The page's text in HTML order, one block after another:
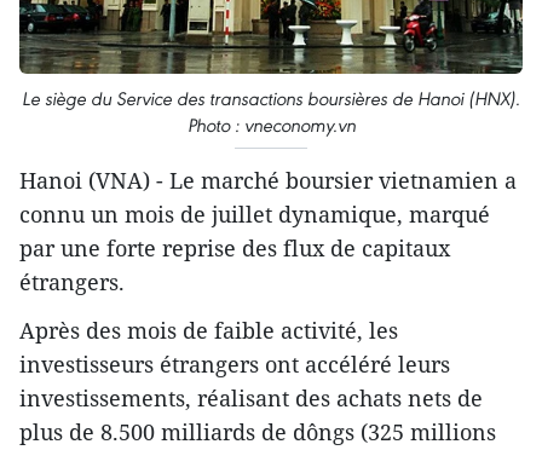
Le siège du Service des transactions boursières de Hanoi (HNX).
Photo : vneconomy.vn
Hanoi (VNA) - Le marché boursier vietnamien a
connu un mois de juillet dynamique, marqué
par une forte reprise des flux de capitaux
étrangers.
Après des mois de faible activité, les
investisseurs étrangers ont accéléré leurs
investissements, réalisant des achats nets de
plus de 8.500 milliards de dôngs (325 millions